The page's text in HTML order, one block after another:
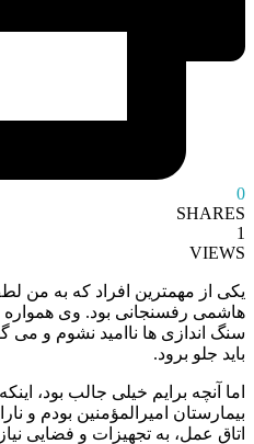
0
SHARES
1
VIEWS
یکی از مهمترین‌ افراد که به من
هاشمی‌ رفسنجانی بود. وی همواره
سنگ‌ اندازی‌ ها ناامید نشوم و می‌
باید جلو برود.
اما آنچه برایم خیلی جالب بود،
بیمارستان امیرالمؤمنین بودم و
اتاق عمل، به تجهیزات و فضایی